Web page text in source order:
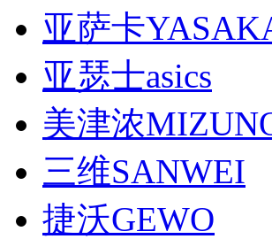
亚萨卡
亚瑟士asics
美津浓
三维SANWEI
捷沃GEWO